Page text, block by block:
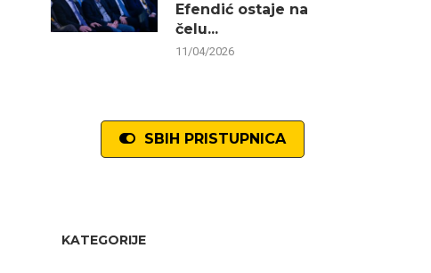
Efendić ostaje na
čelu...
11/04/2026
SBIH PRISTUPNICA
KATEGORIJE